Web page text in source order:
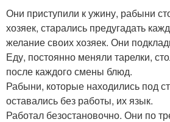
Они приступили к ужину, рабыни
хозяек, старались предугадать
желание своих хозяек. Они
Еду, постоянно меняли тарелки,
после каждого смены блюд.
Рабыни, которые находились под
оставались без работы, их язык.
Работал безостановочно. Они по